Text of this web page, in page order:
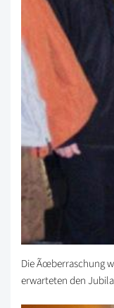
Die Ãœberraschung
erwarteten den